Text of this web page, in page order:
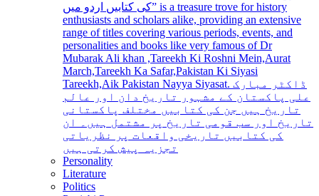
کی کتابیں اردو میں” is a treasure trove for history
enthusiasts and scholars alike, providing an extensive
range of titles covering various periods, events, and
personalities and books like very famous of Dr
Mubarak Ali khan ,Tareekh Ki Roshni Mein,Aurat
March,Tareekh Ka Safar,Pakistan Ki Siyasi
Tareekh,Aik Pakistan Nayya Siyasat. ڈاکٹر مبارک
علی پاکستان کے مشہور تاریخ دان اور عالم
تاریخ ہیں جن کی کتابیں مختلف پاکستانی
تاریخ اور سب قومی تاریخ پر مشتمل ہیں۔ ان
کی کتابیں تاریخی واقعات پر نظریاتی
تجزیہ پیش کرتی ہیں
Personality
Literature
Politics